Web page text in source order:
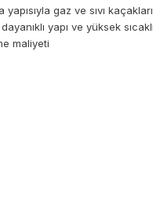
gaz ve sıvı
yapı ve yüksek
maliyeti